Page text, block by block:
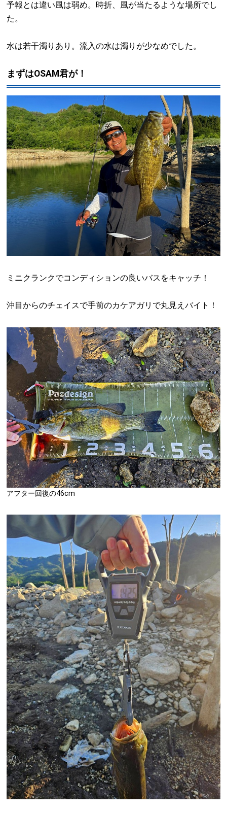
予報とは違い風は弱め。時折、風が当たるような場所でし
た。
水は若干濁りあり。流入の水は濁りが少なめでした。
まずはOSAM君が！
ミニクランクでコンディションの良いバスをキャッチ！
沖目からのチェイスで手前のカケアガリで丸見えバイト！
アフター回復の46cm